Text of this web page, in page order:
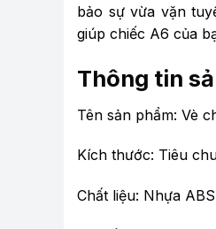
bảo sự vừa vặn
giúp chiếc A6 của
Thông tin
Tên sản phẩm: Vè
Kích thước: Tiêu
Chất liệu: Nhựa